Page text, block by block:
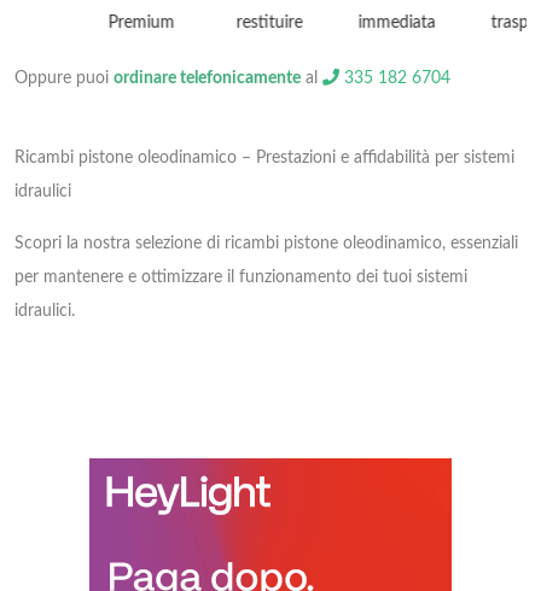
Premium
restituire
immediata
trasporto
Oppure puoi ordinare telefonicamente al 335 182 6704
Ricambi pistone oleodinamico – Prestazioni e affidabilità per sistemi
idraulici
Scopri la nostra selezione di ricambi pistone oleodinamico, essenziali
per mantenere e ottimizzare il funzionamento dei tuoi sistemi
idraulici.